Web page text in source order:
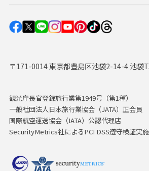
〒171-0014 東京都豊島区池袋2-14-4 池袋
観光庁長官登録旅行業第1949号（第1種）
一般社団法人日本旅行業協会（JATA）正会員
国際航空運送協会（IATA）公認代理店
SecurityMetrics社によるPCI DSS遵守検証実